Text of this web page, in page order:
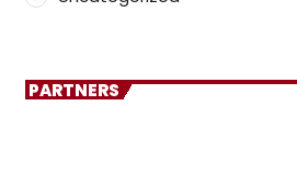
PARTNERS